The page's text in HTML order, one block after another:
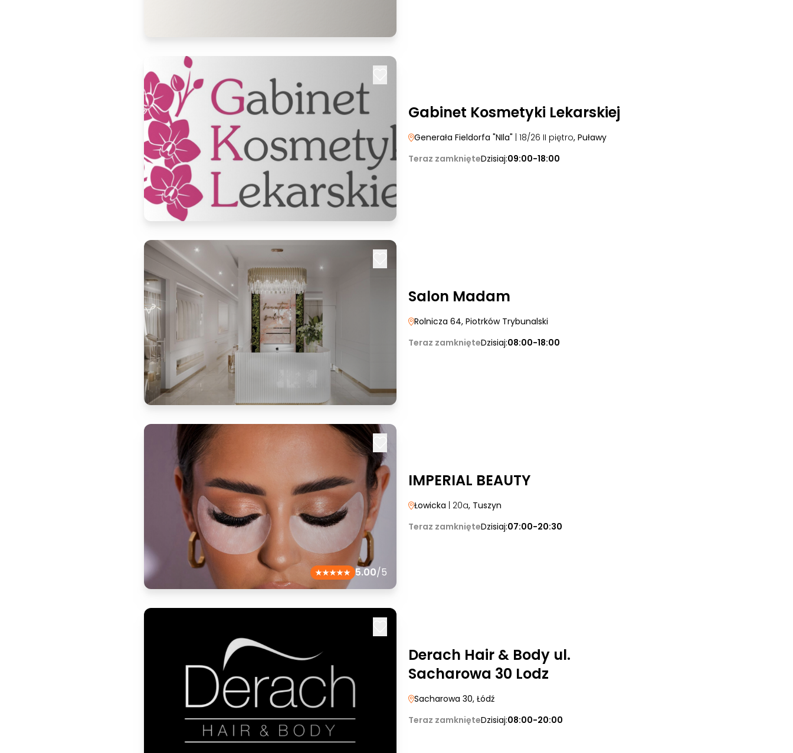
Gabinet Kosmetyki Lekarskiej
Generała Fieldorfa "NIla" | 18/26 II piętro, Puławy
Teraz zamknięteDzisiaj:09:00-18:00
Salon Madam
Rolnicza 64, Piotrków Trybunalski
Teraz zamknięteDzisiaj:08:00-18:00
5.00/5
IMPERIAL BEAUTY
Łowicka | 20a, Tuszyn
Teraz zamknięteDzisiaj:07:00-20:30
Derach Hair & Body ul.
Sacharowa 30 Lodz
Sacharowa 30, Łódź
Teraz zamknięteDzisiaj:08:00-20:00